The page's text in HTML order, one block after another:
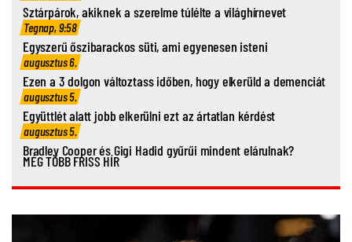
Sztárpárok, akiknek a szerelme túlélte a világhírnevet
Tegnap, 9:58
Egyszerű őszibarackos süti, ami egyenesen isteni
augusztus 6.
Ezen a 3 dolgon változtass időben, hogy elkerüld a demenciát
augusztus 5.
Együttlét alatt jobb elkerülni ezt az ártatlan kérdést
augusztus 5.
Bradley Cooper és Gigi Hadid gyűrűi mindent elárulnak?
MÉG TÖBB FRISS HÍR